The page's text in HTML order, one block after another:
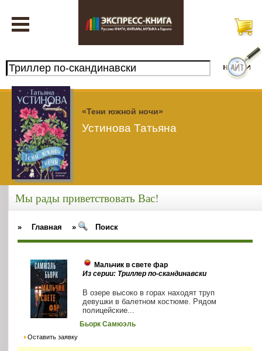
«Тени южной ночи»
Устинова Татьяна
Мы рады приветствовать Вас!
» Главная » Поиск
Мальчик в свете фар
Из серии: Триллер по-скандинавски
В озере высоко в горах находят труп
девушки в балетном костюме. Рядом
полицейские...
Бьорк Самюэль
Оставить заявку